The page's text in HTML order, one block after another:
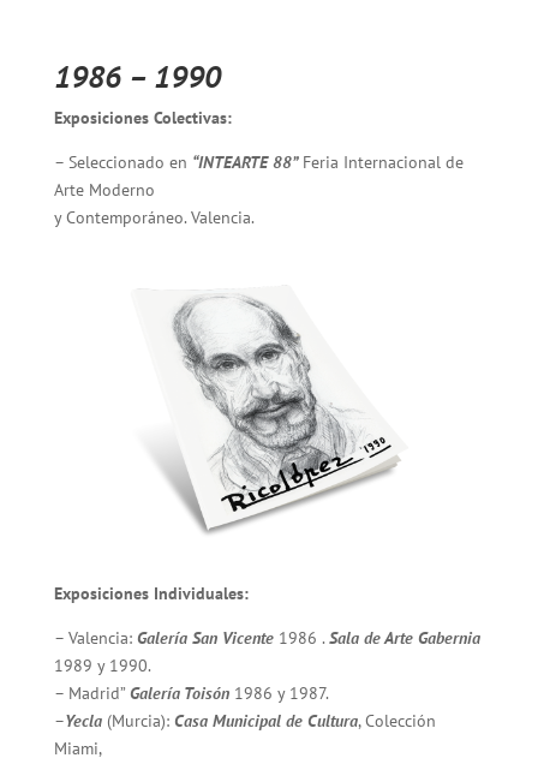
1986 – 1990
Exposiciones Colectivas:
– Seleccionado en “INTEARTE 88”Feria Internacional de
Arte Moderno
y Contemporáneo. Valencia.
Exposiciones Individuales:
– Valencia: Galería San Vicente1986 . Sala de Arte Gabernia
1989 y 1990.
– Madrid” Galería Toisón1986 y 1987.
–Yecla(Murcia):Casa Municipal de Cultura, Colección
Miami,